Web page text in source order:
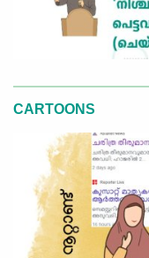
CARTOONS